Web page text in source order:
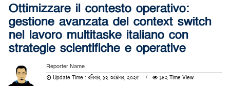
Ottimizzare il contesto operativo:
gestione avanzata del context switch
nel lavoro multitaske italiano con
strategie scientifiche e operative
Reporter Name
Update Time : রবিবার, ১২ অক্টোবর, ২০২৫ ১৪২ Time View